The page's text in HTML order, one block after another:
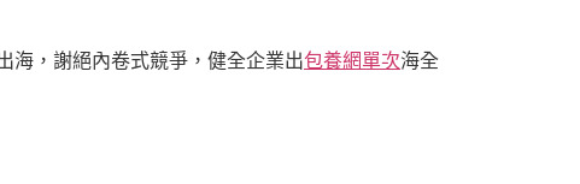
海，謝絕內卷式競爭，健全企業出包養網單次海全